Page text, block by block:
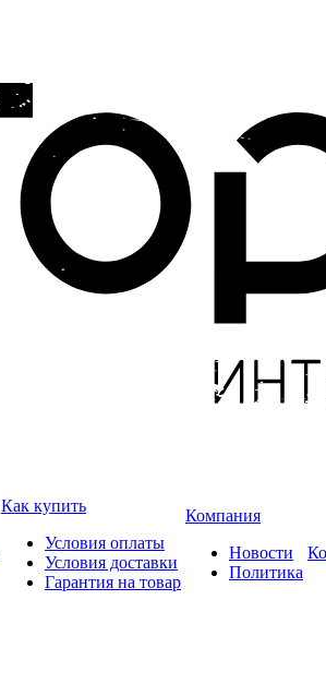
Как купить
Условия оплаты
Условия доставки
Гарантия на товар
Компания
Новости
Политика